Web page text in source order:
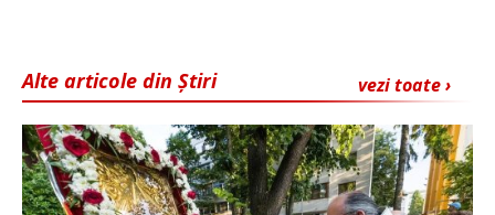
vezi toate ›
Alte articole din Știri